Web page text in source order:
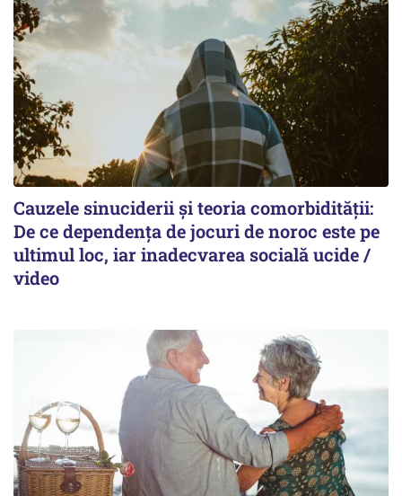
Cauzele sinuciderii și teoria comorbidității:
De ce dependența de jocuri de noroc este pe
ultimul loc, iar inadecvarea socială ucide /
video